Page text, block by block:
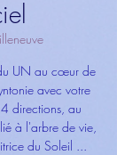
UN au cœur de
avec votre
directions, au
à l'arbre de vie,
du Soleil ...